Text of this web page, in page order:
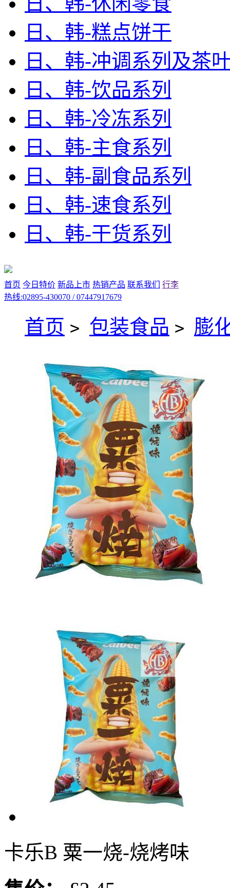
日、韩-糕点饼干
日、韩-冲调系列及茶
日、韩-饮品系列
日、韩-冷冻系列
日、韩-主食系列
日、韩-副食品系列
日、韩-速食系列
日、韩-干货系列
首页 今日特价 新品上市 热销产品 联系我们
行李
热线:02895-430070 / 07447917679
首页 > 包装食品 > 膨
卡乐B 粟一烧-烧烤味